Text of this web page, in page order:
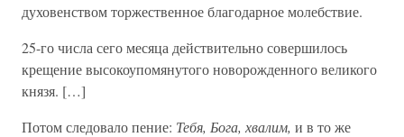
духовенством торжественное благодарное молебствие.
25-го числа сего месяца действительно совершилось
крещение высокоупомянутого новорожденного великого
князя. […]
Потом следовало пение: Тебя, Бога, хвалим, и в то же